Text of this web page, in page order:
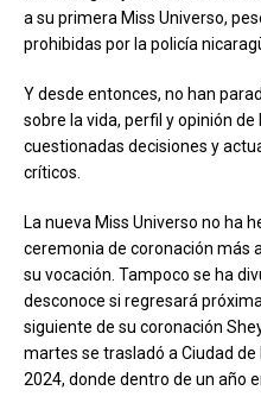
a su primera Miss Universo,
prohibidas por la policía
Y desde entonces, no han
sobre la vida, perfil y opinión
cuestionadas decisiones y
críticos.
La nueva Miss Universo no ha
ceremonia de coronación más
su vocación. Tampoco se ha
desconoce si regresará
siguiente de su coronación
martes se trasladó a Ciudad de
2024, donde dentro de un año